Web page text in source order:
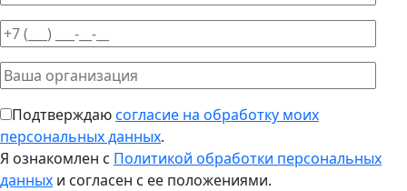
Подтверждаюсогласие на обработку моих
персональных данных.
Я ознакомлен с Политикой обработки персональных
данных и согласен с ее положениями.